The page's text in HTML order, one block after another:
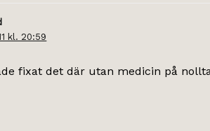
kl. 20:59
fixat det där utan medicin på